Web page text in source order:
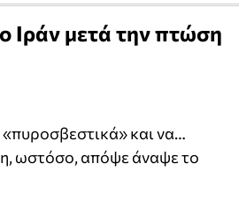
Ιράν μετά την πτώση
και να…
ωστόσο, απόψε άναψε το